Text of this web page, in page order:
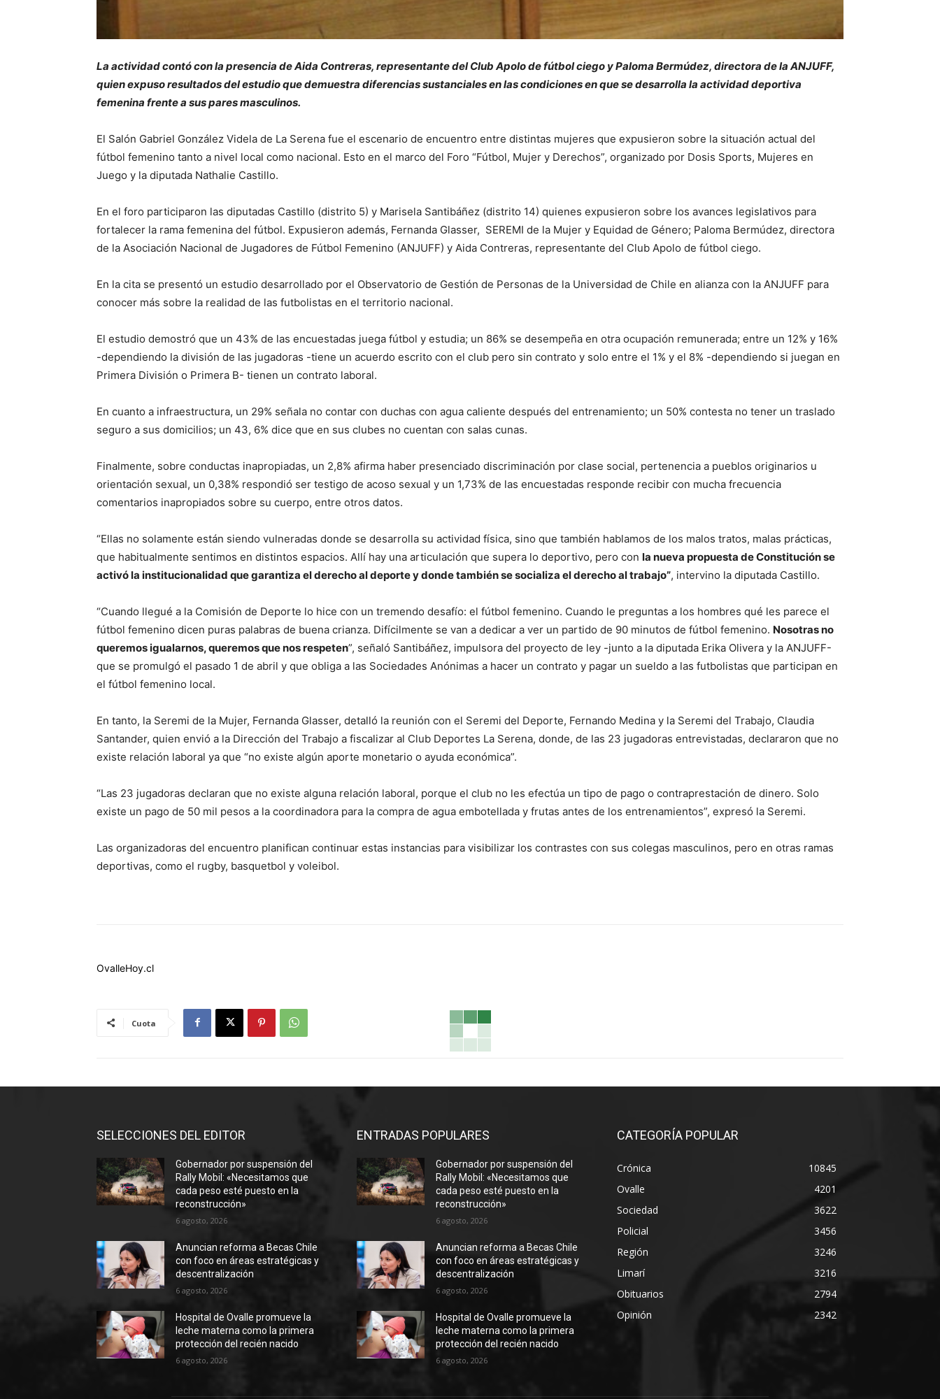
La actividad contó con la presencia de Aida Contreras, representante del Club Apolo de fútbol ciego y Paloma Bermúdez, directora de la ANJUFF,
quien expuso resultados del estudio que demuestra diferencias sustanciales en las condiciones en que se desarrolla la actividad deportiva
femenina frente a sus pares masculinos.
El Salón Gabriel González Videla de La Serena fue el escenario de encuentro entre distintas mujeres que expusieron sobre la situación actual del
fútbol femenino tanto a nivel local como nacional. Esto en el marco del Foro “Fútbol, Mujer y Derechos”, organizado por Dosis Sports, Mujeres en
Juego y la diputada Nathalie Castillo.
En el foro participaron las diputadas Castillo (distrito 5) y Marisela Santibáñez (distrito 14) quienes expusieron sobre los avances legislativos para
fortalecer la rama femenina del fútbol. Expusieron además, Fernanda Glasser, SEREMI de la Mujer y Equidad de Género; Paloma Bermúdez, directora
de la Asociación Nacional de Jugadores de Fútbol Femenino (ANJUFF) y Aida Contreras, representante del Club Apolo de fútbol ciego.
En la cita se presentó un estudio desarrollado por el Observatorio de Gestión de Personas de la Universidad de Chile en alianza con la ANJUFF para
conocer más sobre la realidad de las futbolistas en el territorio nacional.
El estudio demostró que un 43% de las encuestadas juega fútbol y estudia; un 86% se desempeña en otra ocupación remunerada; entre un 12% y 16%
-dependiendo la división de las jugadoras -tiene un acuerdo escrito con el club pero sin contrato y solo entre el 1% y el 8% -dependiendo si juegan en
Primera División o Primera B- tienen un contrato laboral.
En cuanto a infraestructura, un 29% señala no contar con duchas con agua caliente después del entrenamiento; un 50% contesta no tener un traslado
seguro a sus domicilios; un 43, 6% dice que en sus clubes no cuentan con salas cunas.
Finalmente, sobre conductas inapropiadas, un 2,8% afirma haber presenciado discriminación por clase social, pertenencia a pueblos originarios u
orientación sexual, un 0,38% respondió ser testigo de acoso sexual y un 1,73% de las encuestadas responde recibir con mucha frecuencia
comentarios inapropiados sobre su cuerpo, entre otros datos.
“Ellas no solamente están siendo vulneradas donde se desarrolla su actividad física, sino que también hablamos de los malos tratos, malas prácticas,
que habitualmente sentimos en distintos espacios. Allí hay una articulación que supera lo deportivo, pero con la nueva propuesta de Constitución se
activó la institucionalidad que garantiza el derecho al deporte y donde también se socializa el derecho al trabajo”, intervino la diputada Castillo.
“Cuando llegué a la Comisión de Deporte lo hice con un tremendo desafío: el fútbol femenino. Cuando le preguntas a los hombres qué les parece el
fútbol femenino dicen puras palabras de buena crianza. Difícilmente se van a dedicar a ver un partido de 90 minutos de fútbol femenino. Nosotras no
queremos igualarnos, queremos que nos respeten”, señaló Santibáñez, impulsora del proyecto de ley -junto a la diputada Erika Olivera y la ANJUFF-
que se promulgó el pasado 1 de abril y que obliga a las Sociedades Anónimas a hacer un contrato y pagar un sueldo a las futbolistas que participan en
el fútbol femenino local.
En tanto, la Seremi de la Mujer, Fernanda Glasser, detalló la reunión con el Seremi del Deporte, Fernando Medina y la Seremi del Trabajo, Claudia
Santander, quien envió a la Dirección del Trabajo a fiscalizar al Club Deportes La Serena, donde, de las 23 jugadoras entrevistadas, declararon que no
existe relación laboral ya que “no existe algún aporte monetario o ayuda económica”.
“Las 23 jugadoras declaran que no existe alguna relación laboral, porque el club no les efectúa un tipo de pago o contraprestación de dinero. Solo
existe un pago de 50 mil pesos a la coordinadora para la compra de agua embotellada y frutas antes de los entrenamientos”, expresó la Seremi.
Las organizadoras del encuentro planifican continuar estas instancias para visibilizar los contrastes con sus colegas masculinos, pero en otras ramas
deportivas, como el rugby, basquetbol y voleibol.
OvalleHoy.cl
Cuota
SELECCIONES DEL EDITOR
Gobernador por suspensión del
Rally Mobil: «Necesitamos que
cada peso esté puesto en la
reconstrucción»
6 agosto, 2026
Anuncian reforma a Becas Chile
con foco en áreas estratégicas y
descentralización
6 agosto, 2026
Hospital de Ovalle promueve la
leche materna como la primera
protección del recién nacido
6 agosto, 2026
ENTRADAS POPULARES
Gobernador por suspensión del
Rally Mobil: «Necesitamos que
cada peso esté puesto en la
reconstrucción»
6 agosto, 2026
Anuncian reforma a Becas Chile
con foco en áreas estratégicas y
descentralización
6 agosto, 2026
Hospital de Ovalle promueve la
leche materna como la primera
protección del recién nacido
6 agosto, 2026
CATEGORÍA POPULAR
Crónica
10845
Ovalle
4201
Sociedad
3622
Policial
3456
Región
3246
Limarí
3216
Obituarios
2794
Opinión
2342